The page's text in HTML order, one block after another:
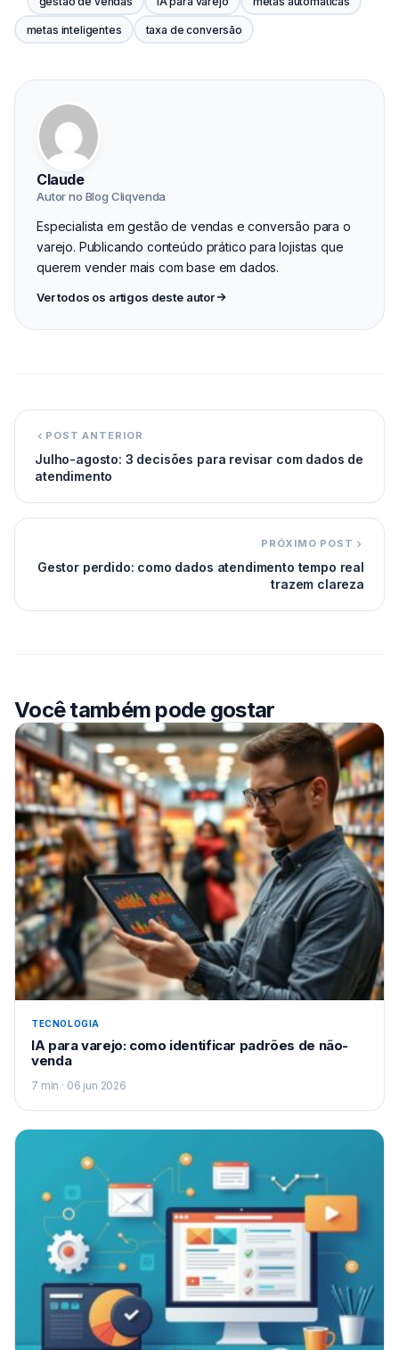
metas inteligentes taxa de conversão
Claude
Autor no Blog Cliqvenda
Especialista em gestão de vendas e conversão para o
varejo. Publicando conteúdo prático para lojistas que
querem vender mais com base em dados.
Ver todos os artigos deste autor
POST ANTERIOR
Julho-agosto: 3 decisões para revisar com dados de
atendimento
PRÓXIMO POST
Gestor perdido: como dados atendimento tempo real
trazem clareza
Você também pode gostar
TECNOLOGIA
IA para varejo: como identificar padrões de não-
venda
7 min · 06 jun 2026